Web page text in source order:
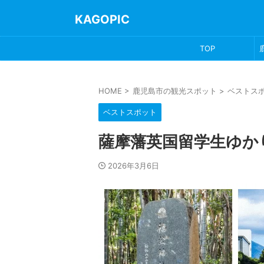
KAGOPIC
TOP
HOME > 鹿児島市の観光スポット > ベストス
ベストスポット
薩摩藩英国留学生ゆか
2026年3月6日